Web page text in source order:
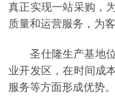
真正实现一站采购，
质量和运营服务，为
圣仕隆生产基地
业开发区，在时间成
服务等方面形成优势。